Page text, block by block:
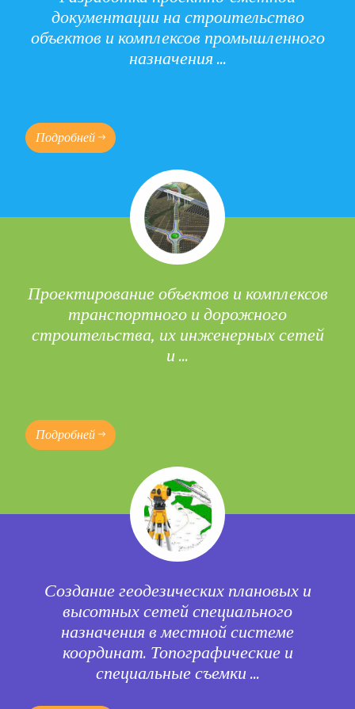
документации на строительство
объектов и комплексов промышленного
назначения ...
Подробней
Проектирование объектов и комплексов
транспортного и дорожного
строительства, их инженерных сетей
и ...
Подробней
Создание геодезических плановых и
высотных сетей специального
назначения в местной системе
координат. Топографические и
специальные съемки ...